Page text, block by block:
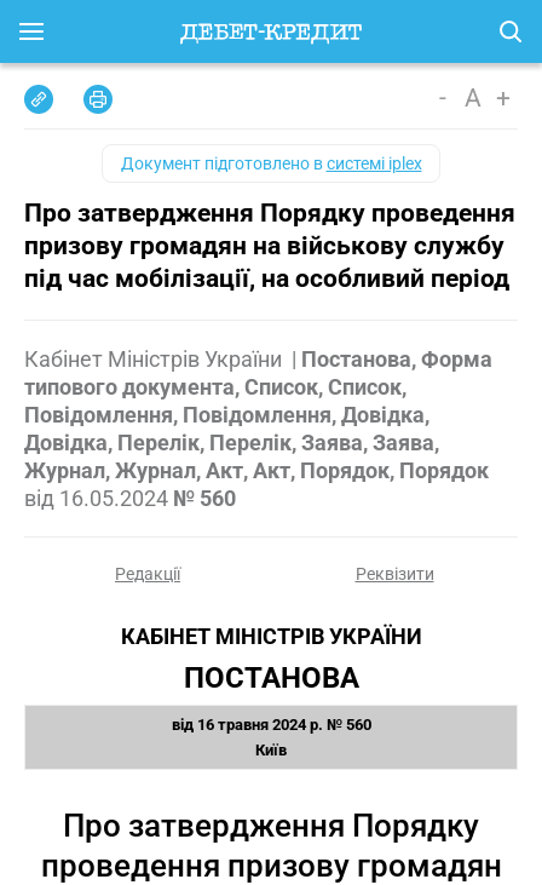
- A +
Документ підготовлено всистемі iplex
Про затвердження Порядку проведення
призову громадян на військову службу
під час мобілізації, на особливий період
Кабінет Міністрів України | Постанова, Форма
типового документа, Список, Список,
Повідомлення, Повідомлення, Довідка,
Довідка, Перелік, Перелік, Заява, Заява,
Журнал, Журнал, Акт, Акт, Порядок, Порядок
від 16.05.2024 № 560
Редакції Реквізити
КАБІНЕТ МІНІСТРІВ УКРАЇНИ
ПОСТАНОВА
від 16 травня 2024 р. № 560
Київ
Про затвердження Порядку
проведення призову громадян